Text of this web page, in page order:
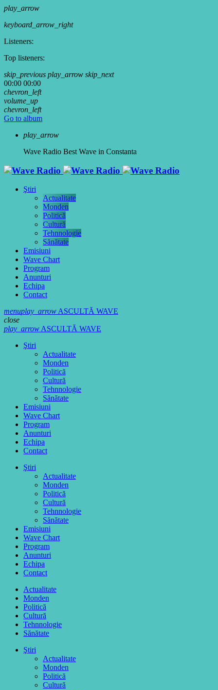
play_arrow
keyboard_arrow_right
Listeners:
Top listeners:
skip_previous play_arrow skip_next
00:00 00:00
chevron_left
volume_up
chevron_left
Go to album
play_arrow
Wave Radio Best Wave in Constanta
Ştiri
Actualitate
Monden
Politică
Cultură
Tehnnologie
Sănătate
Emisiuni
Wave Chart
Program
Anunturi
Echipa
Contact
menuplay_arrowASCULTĂ WAVE
close
play_arrowASCULTĂ WAVE
Ştiri
Actualitate
Monden
Politică
Cultură
Tehnnologie
Sănătate
Emisiuni
Wave Chart
Program
Anunturi
Echipa
Contact
Ştiri
Actualitate
Monden
Politică
Cultură
Tehnnologie
Sănătate
Emisiuni
Wave Chart
Program
Anunturi
Echipa
Contact
Actualitate
Monden
Politică
Cultură
Tehnnologie
Sănătate
Ştiri
Actualitate
Monden
Politică
Cultură